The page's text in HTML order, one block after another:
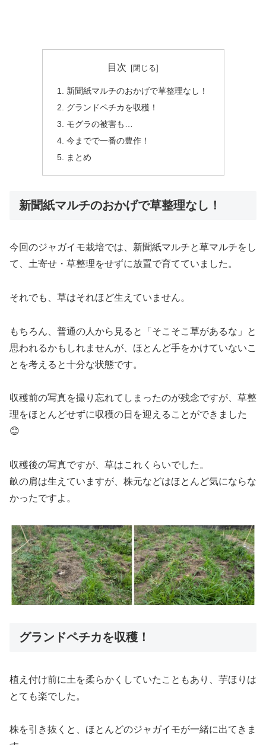
目次
新聞紙マルチのおかげで草整理なし！
グランドペチカを収穫！
モグラの被害も…
今までで一番の豊作！
まとめ
新聞紙マルチのおかげで草整理なし！
今回のジャガイモ栽培では、新聞紙マルチと草マルチをし
て、土寄せ・草整理をせずに放置で育てていました。
それでも、草はそれほど生えていません。
もちろん、普通の人から見ると「そこそこ草があるな」と
思われるかもしれませんが、ほとんど手をかけていないこ
とを考えると十分な状態です。
収穫前の写真を撮り忘れてしまったのが残念ですが、草整
理をほとんどせずに収穫の日を迎えることができました
😊
収穫後の写真ですが、草はこれくらいでした。
畝の肩は生えていますが、株元などはほとんど気にならな
かったですよ。
グランドペチカを収穫！
植え付け前に土を柔らかくしていたこともあり、芋ほりは
とても楽でした。
株を引き抜くと、ほとんどのジャガイモが一緒に出てきま